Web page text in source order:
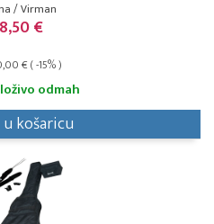
/ Virman
€
€ ( -15% )
odmah
košaricu